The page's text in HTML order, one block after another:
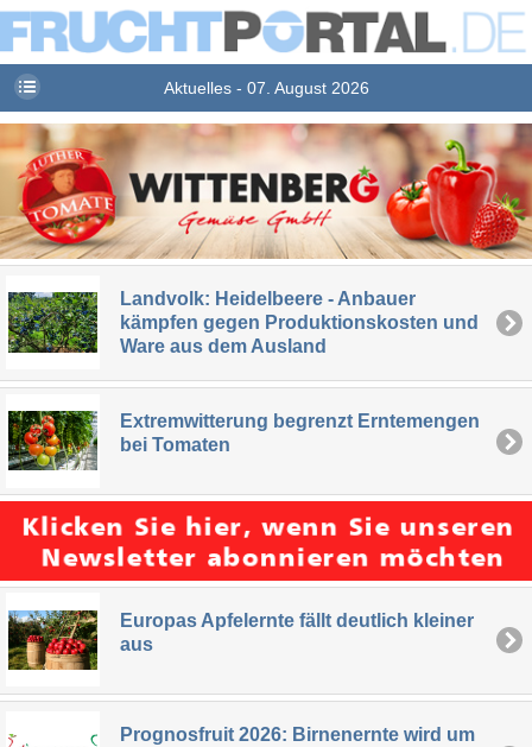
Aktuelles - 07. August 2026
Landvolk: Heidelbeere - Anbauer
kämpfen gegen Produktionskosten und
Ware aus dem Ausland
Extremwitterung begrenzt Erntemengen
bei Tomaten
Europas Apfelernte fällt deutlich kleiner
aus
Prognosfruit 2026: Birnenernte wird um